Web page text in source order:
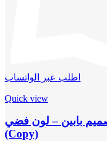
اطلب عبر الواتساب
Quick view
بتصميم بابين – لون فضي
(Copy)